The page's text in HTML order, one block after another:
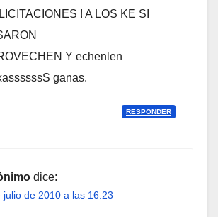
! A LOS KE SI
Y echenlen
ganas.
RESPONDER
dice:
julio de 2010 a las 16:23